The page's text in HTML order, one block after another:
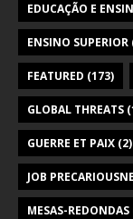
EDUCAÇÃO E
ENSINO SUPERIOR
FEATURED (173)
GLOBAL THREATS
GUERRE ET PAIX (2)
JOB
MESAS-REDONDAS